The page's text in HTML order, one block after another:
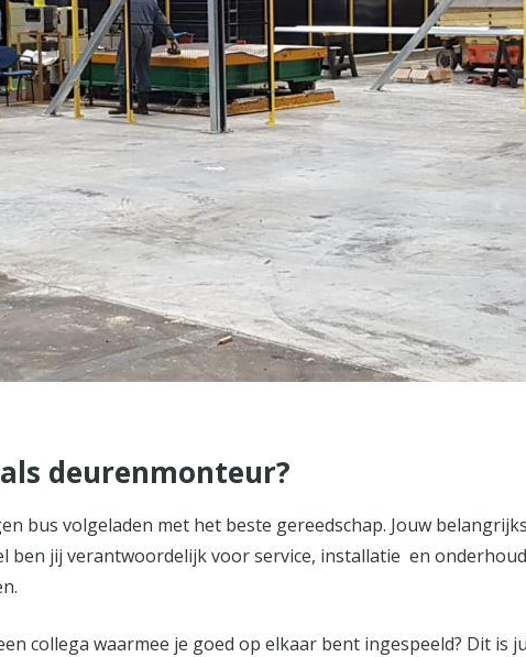
deurenmonteur?
bus volgeladen met het beste gereedschap. Jouw
ben jij verantwoordelijk voor service, installatie en
collega waarmee je goed op elkaar bent ingespeeld? Dit is